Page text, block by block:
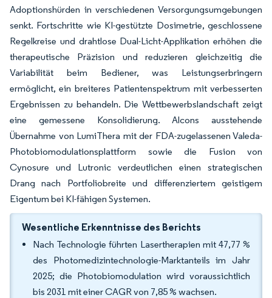
Adoptionshürden in verschiedenen Versorgungsumgebungen
senkt. Fortschritte wie KI-gestützte Dosimetrie, geschlossene
Regelkreise und drahtlose Dual-Licht-Applikation erhöhen die
therapeutische Präzision und reduzieren gleichzeitig die
Variabilität beim Bediener, was Leistungserbringern
ermöglicht, ein breiteres Patientenspektrum mit verbesserten
Ergebnissen zu behandeln. Die Wettbewerbslandschaft zeigt
eine gemessene Konsolidierung. Alcons ausstehende
Übernahme von LumiThera mit der FDA-zugelassenen Valeda-
Photobiomodulationsplattform sowie die Fusion von
Cynosure und Lutronic verdeutlichen einen strategischen
Drang nach Portfoliobreite und differenziertem geistigem
Eigentum bei KI-fähigen Systemen.
Wesentliche Erkenntnisse des Berichts
Nach Technologie führten Lasertherapien mit 47,77 %
des Photomedizintechnologie-Marktanteils im Jahr
2025; die Photobiomodulation wird voraussichtlich
bis 2031 mit einer CAGR von 7,85 % wachsen.